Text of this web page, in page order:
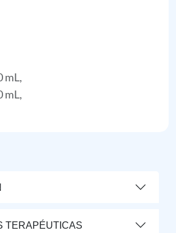
mL,
mL,
TERAPÉUTICAS